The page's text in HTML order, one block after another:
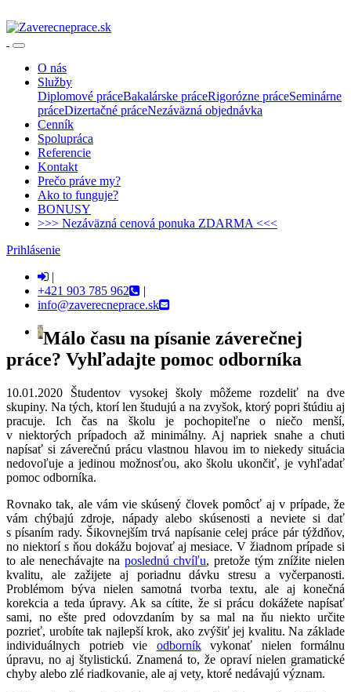
O nás
Služby
Diplomové práceBakalárske práceRigorózne práceSeminárne
práceDizertačné práceNezáväzná objednávka
Cenník
Spolupráca
Referencie
Kontakt
Prečo práve my?
Ako to funguje?
BONUSY
>>> Nezáväzná cenová ponuka ZDARMA <<<
Prihlásenie
|
+421 903 785 962
|
info@zaverecneprace.sk
Málo času na písanie záverečnej
práce? Vyhľadajte pomoc odborníka
10.01.2020 Študentov vysokej školy môžeme rozdeliť na dve
skupiny. Na tých, ktorí len študujú a na zvyšok, ktorý popri štúdiu aj
pracuje. Ich čas na školu je pochopiteľne o niečo menší,
v niektorých prípadoch až minimálny. Aj napriek snahe a chuti
napísať si záverečnú prácu vlastnou hlavou im to niekedy situácia
nedovoľuje a jedinou možnosťou, ako školu ukončiť, je vyhľadať
pomoc odborníka.
Rovnako tak, ale vám vie skúsený človek pomôcť aj v prípade, že
vám chýbajú zdroje, nápady alebo skúsenosti a neviete si dať
s písaním rady. Šikovnejším trvá napísanie celej práce pár týždňov,
no niektorí s ňou dokážu bojovať aj mesiace. V žiadnom prípade si
to ale nenechávajte na poslednú chvíľu, pretože tým znížite nielen
kvalitu, ale zažijete aj poriadnu dávku stresu a vyčerpanosti.
Problémom býva nielen samotná tvorba textu, ale aj konečná
korekcia a teda úpravy. Ak sa cítite, že si prácu dokážete napísať
sami, no ešte pred odovzdaním by sa mal na ňu niekto určite
pozrieť, urobíte tak najlepší krok, ako zvýšiť jej kvalitu. Na základe
individuálnych potrieb vie odborníkvykonať nielen formálnu
úpravu, no aj štylistickú. Znamená to, že opraví nielen gramatické
chyby alebo zlé riadkovanie, ale aj vety, ktoré nedávajú význam.